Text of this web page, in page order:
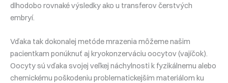
dlhodobo rovnaké výsledky ako u transferov čerstvých
embryí.
Vďaka tak dokonalej metóde mrazenia môžeme našim
pacientkam ponúknuť aj kryokonzerváciu oocytov (vajíčok).
Oocyty sú vďaka svojej veľkej náchylnosti k fyzikálnemu alebo
chemickému poškodeniu problematickejším materiálom ku